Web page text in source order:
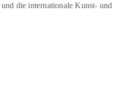
die internationale Kunst-